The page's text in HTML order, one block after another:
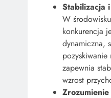
Stabilizacja
W
konkurencja
dynamiczna,
zapewnia
wzrost